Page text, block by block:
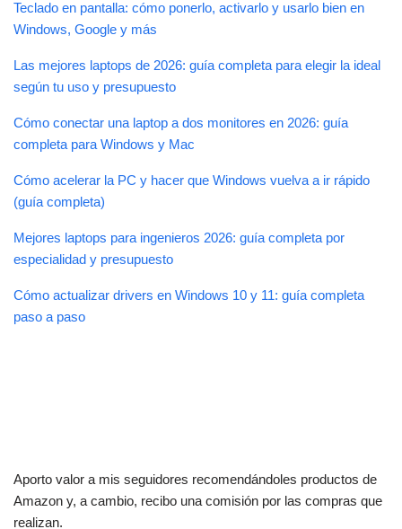
Teclado en pantalla: cómo ponerlo, activarlo y usarlo bien en
Windows, Google y más
Las mejores laptops de 2026: guía completa para elegir la ideal
según tu uso y presupuesto
Cómo conectar una laptop a dos monitores en 2026: guía
completa para Windows y Mac
Cómo acelerar la PC y hacer que Windows vuelva a ir rápido
(guía completa)
Mejores laptops para ingenieros 2026: guía completa por
especialidad y presupuesto
Cómo actualizar drivers en Windows 10 y 11: guía completa
paso a paso
Aporto valor a mis seguidores recomendándoles productos de
Amazon y, a cambio, recibo una comisión por las compras que
realizan.